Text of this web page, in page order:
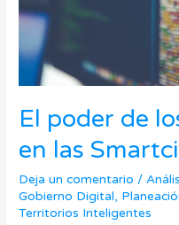
El poder de
en las
Deja un comentario /
Gobierno Digital,
Territorios Inteligentes
las
Smartcities